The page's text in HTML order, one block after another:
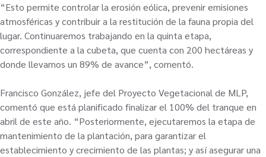
“Esto permite controlar la erosión eólica, prevenir emisiones
atmosféricas y contribuir a la restitución de la fauna propia del
lugar. Continuaremos trabajando en la quinta etapa,
correspondiente a la cubeta, que cuenta con 200 hectáreas y
donde llevamos un 89% de avance”, comentó.
Francisco González, jefe del Proyecto Vegetacional de MLP,
comentó que está planificado finalizar el 100% del tranque en
abril de este año. “Posteriormente, ejecutaremos la etapa de
mantenimiento de la plantación, para garantizar el
establecimiento y crecimiento de las plantas; y así asegurar una